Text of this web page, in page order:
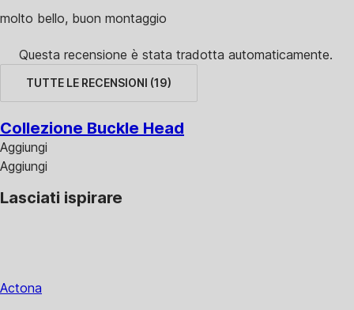
molto bello, buon montaggio
Questa recensione è stata tradotta automaticamente.
TUTTE LE RECENSIONI (19)
Collezione Buckle Head
Aggiungi
Aggiungi
Lasciati ispirare
Actona